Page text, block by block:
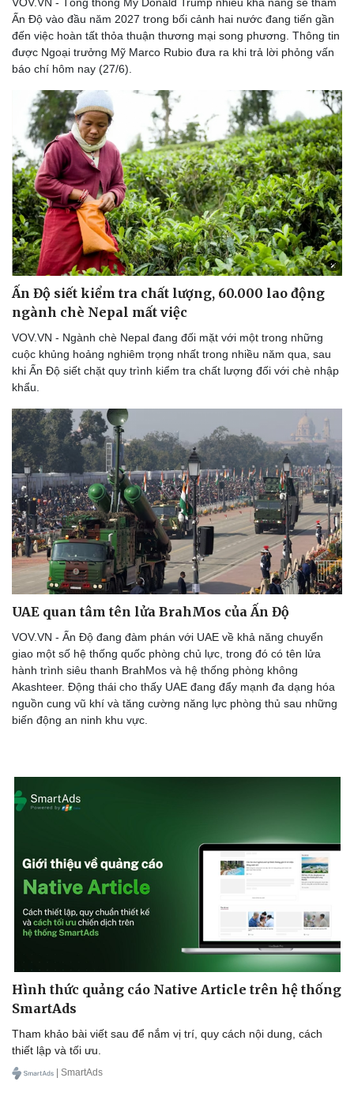
Doanh nghiệp
Thông tin doanh nghiệp
Doanh nghiệp 24h
Doanh nhân
Vì cộng đồng
Sành điệu
Tin Công nghệ
Trải nghiệm
Chuyển đổi số
Ấn Độ vào đầu năm 2027 trong bối cảnh hai nước đang tiến gần
đến việc hoàn tất thỏa thuận thương mại song phương. Thông tin
được Ngoại trưởng Mỹ Marco Rubio đưa ra khi trả lời phỏng vấn
báo chí hôm nay (27/6).
Ấn Độ siết kiểm tra chất lượng, 60.000 lao động
ngành chè Nepal mất việc
VOV.VN - Ngành chè Nepal đang đối mặt với một trong những
cuộc khủng hoảng nghiêm trọng nhất trong nhiều năm qua, sau
khi Ấn Độ siết chặt quy trình kiểm tra chất lượng đối với chè nhập
khẩu.
UAE quan tâm tên lửa BrahMos của Ấn Độ
VOV.VN - Ấn Độ đang đàm phán với UAE về khả năng chuyển
giao một số hệ thống quốc phòng chủ lực, trong đó có tên lửa
hành trình siêu thanh BrahMos và hệ thống phòng không
Akashteer. Động thái cho thấy UAE đang đẩy mạnh đa dạng hóa
nguồn cung vũ khí và tăng cường năng lực phòng thủ sau những
biến động an ninh khu vực.
Hình thức quảng cáo Native Article trên hệ thống
SmartAds
Tham khảo bài viết sau để nắm vị trí, quy cách nội dung, cách
thiết lập và tối ưu.
| SmartAds